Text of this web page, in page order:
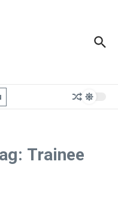
Trainee